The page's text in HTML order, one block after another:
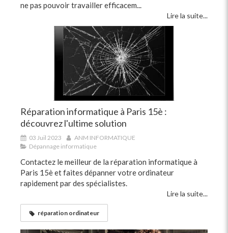
ne pas pouvoir travailler efficacem...
Lire la suite...
Réparation informatique à Paris 15è :
découvrez l'ultime solution
03 Juil 2023
ANM INFORMATIQUE
Dépannage informatique
Contactez le meilleur de la réparation informatique à
Paris 15è et faites dépanner votre ordinateur
rapidement par des spécialistes.
Lire la suite...
réparation ordinateur